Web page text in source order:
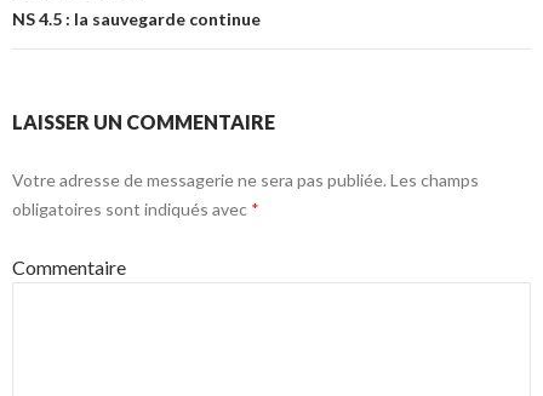
NS 4.5 : la sauvegarde continue
LAISSER UN COMMENTAIRE
Votre adresse de messagerie ne sera pas publiée. Les champs
obligatoires sont indiqués avec *
Commentaire